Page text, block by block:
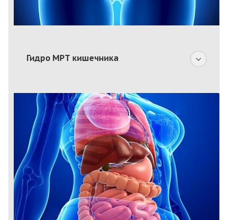
Гидро МРТ кишечника